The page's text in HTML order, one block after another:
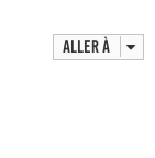
Aller à